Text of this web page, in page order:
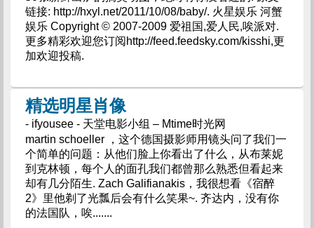
链接: http://hxyl.net/2011/10/08/baby/. 火星娱乐 河蟹
娱乐 Copyright © 2007-2009 爱祖国,爱人民,唉派对.
更多精彩欢迎您订阅http://feed.feedsky.com/kisshi,更
加欢迎投稿.
精选明星肖像
- ifyousee - 天堂电影小组 – Mtime时光网
martin schoeller ，这个德国摄影师用镜头问了我们一
个简单的问题：从他们脸上你看出了什么，从布莱妮
到克林顿，每个人的面孔我们都曾那么熟悉但看起来
却有几分陌生. Zach Galifianakis，我很想看《宿醉
2》里他剃了光瓢后会有什么笑果~. 齐达内，没有你
的法国队，唉.......